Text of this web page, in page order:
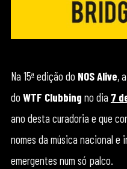
Na 15ª edição do NOS Alive, a
do WTF Clubbing no dia 7
ano desta curadoria e que
nomes da música nacional
emergentes num só palco.